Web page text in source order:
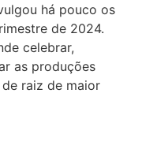
há pouco os
de 2024.
celebrar,
as produções
raiz de maior